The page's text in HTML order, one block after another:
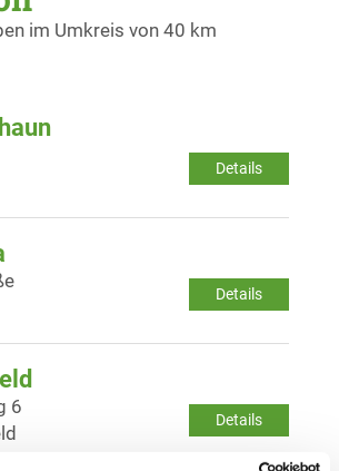
im Umkreis von 40 km
Details
Details
Details
6